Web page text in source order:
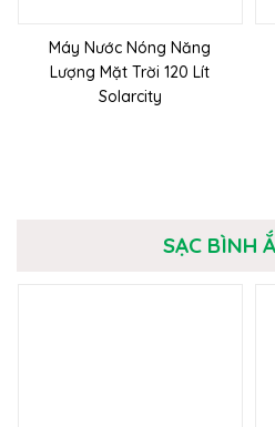
Máy Nước Nóng Năng
Lượng Mặt Trời 120 Lít
Solarcity
SẠC BÌNH